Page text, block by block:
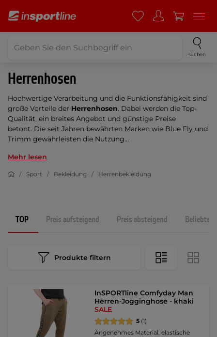
suchen
Herrenhosen
Hochwertige Verarbeitung und die Funktionsfähigkeit sind
große Vorteile der Herrenhosen. Dabei werden die Top-
Qualität, ein breites Angebot und günstige Preise
betont. Die seit Jahren bewährten Marken wie Blue Fly und
Trimm gewährleisten die Nutzung...
Mehr lesen
Sport Bekleidung Herrenbekleidung
TOP Preis aufsteigend Preis absteigend
Produkte filtern
InSPORTline Comfyday Man
Herren-Jogginghose - khaki
SALE
5 (1)
Angenehmes Material, elastische